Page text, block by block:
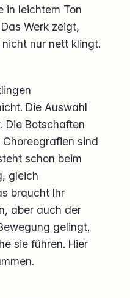
in leichtem Ton
Werk zeigt,
nur nett klingt.
Die Auswahl
Die Botschaften
sind
schon beim
gleich
braucht Ihr
aber auch der
gelingt,
sie führen. Hier